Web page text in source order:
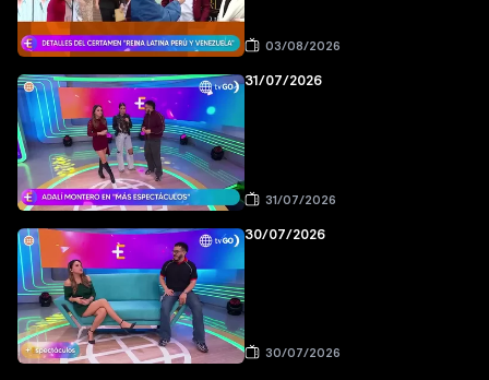
03/08/2026
31/07/2026
31/07/2026
30/07/2026
30/07/2026